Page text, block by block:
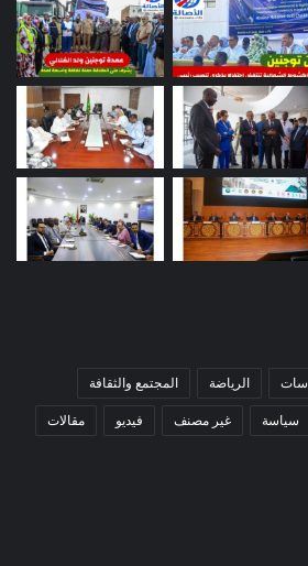
الرياضة المجتمع والثقافة
سياسة غير مصنف فيديو مقالات